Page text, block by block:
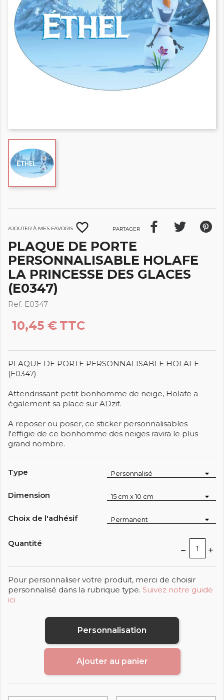
Ajouter à mes favoris favorite_border Partager
PLAQUE DE PORTE
PERSONNALISABLE HOLAFE
LA PRINCESSE DES GLACES
(E0347)
Ref. E0347
10,45 € TTC
PLAQUE DE PORTE PERSONNALISABLE HOLAFE
(E0347)
Attendrissant petit bonhomme de neige, Holafe a
également sa place sur ADzif.
A reposer ou poser, ce sticker personnalisables
l'effigie de ce bonhomme des neiges ravira le plus
grand nombre.
Type
Dimension
Choix de l'adhésif
Quantité
Pour personnaliser votre produit, merci de choisir
personnalisé dans la rubrique type. Suivez notre guide
ici
Personnalisation
Ajouter au panier